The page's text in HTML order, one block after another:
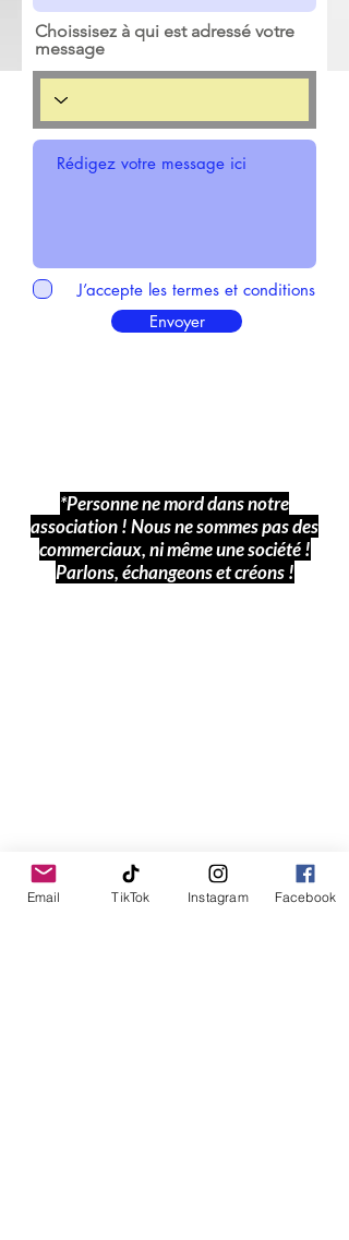
Choissisez à qui est adressé votre
message
J’accepte les termes et conditions
Envoyer
*Personne ne mord dans notre
association ! Nous ne sommes pas des
commerciaux, ni même une société !
Parlons, échangeons et créons !
Email TikTok Instagram Facebook